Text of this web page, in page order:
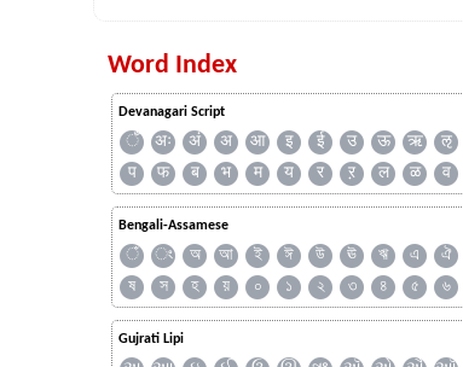
Word Index
Devanagari Script
ँ अः अं अ आ इ ई उ ऊ ऋ ऌ
प
फ ब भ म य र ऱ ल ळ व
Bengali-Assamese
ঁ ং অ আ ই ঈ উ ঊ ঋ এ ঐ
ষ
স হ য় ০ ১ ২ ৩ ৪ ৫ ৬
Gujrati Lipi